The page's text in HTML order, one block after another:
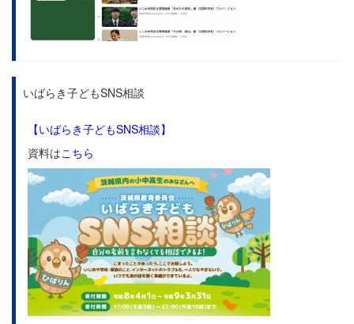
いばらき子どもSNS相談
【いばらき子どもSNS相談】
資料はこちら